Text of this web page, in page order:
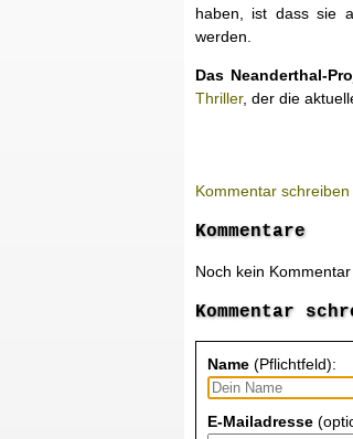
haben, ist dass sie
werden.
Das Neanderthal-
Thriller, der die
Kommentar schreiben
Kommentare
Noch kein
Kommentar
Name (Pflichtfeld):
E-Mailadresse